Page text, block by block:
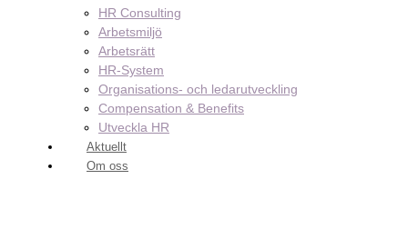
HR Consulting
Arbetsmiljö
Arbetsrätt
HR-System
Organisations- och ledarutveckling
Compensation & Benefits
Utveckla HR
Aktuellt
Om oss